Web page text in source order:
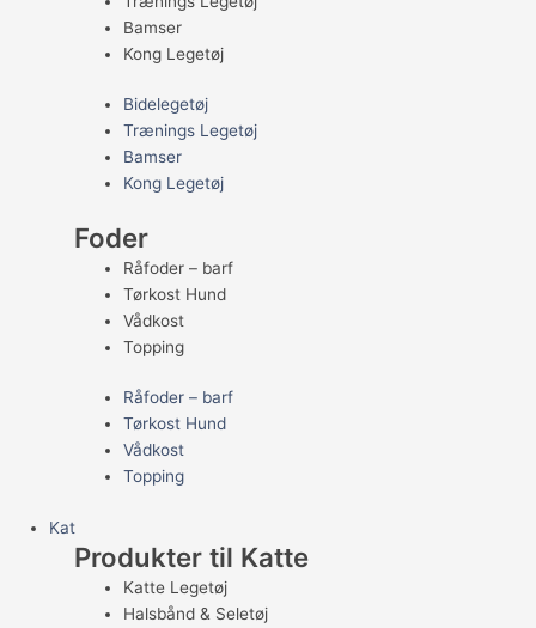
Bamser
Kong Legetøj
Bidelegetøj
Trænings Legetøj
Bamser
Kong Legetøj
Foder
Råfoder – barf
Tørkost Hund
Vådkost
Topping
Råfoder – barf
Tørkost Hund
Vådkost
Topping
Kat
Produkter til Katte
Katte Legetøj
Halsbånd & Seletøj